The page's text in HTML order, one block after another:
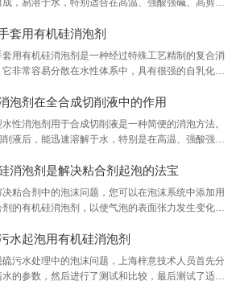
成，易溶于水，特别适合在高温、强酸强碱、高剪切
套用有机硅消泡剂
套用有机硅消泡剂是一种经过特殊工艺精制的复合消
它非常容易分散在水性体系中，具有很强的自乳化
合物和中，低和高粘度体系具有特殊效果。
泡剂在全合成切削液中的作用
性消泡剂用于合成切削液是一种简便的消泡方法。
削液后，能迅速溶解于水，特别是在高温、强酸强
温度范围内消除各种苛刻系统的泡沫。
消泡剂是解决粘合剂起泡的法宝
决粘合剂中的泡沫问题，您可以在泡沫系统中添加用
剂的有机硅消泡剂，以使气泡的表面张力发生变化，
裂并消除。
水起泡用有机硅消泡剂
硫污水处理中的泡沫问题，上海梓意技术人员首先分
水的参数，然后进行了测试和比较，最后测试了适用